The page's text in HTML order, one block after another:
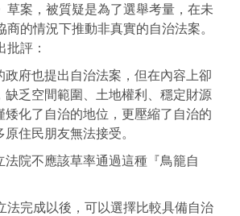
草案，被質疑是為了選舉考量，在未
商的情況下推動非真實的自治法案。
批評：
政府也提出自治法案，但在內容上卻
缺乏空間範圍、土地權利、穩定財源
矮化了自治的地位，更壓縮了自治的
住民朋友無法接受。
法院不應該草率通過這種『鳥籠自
法完成以後，可以選擇比較具備自治